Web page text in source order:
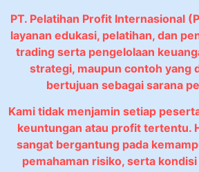
PT. Pelatihan Profit Internasional
layanan edukasi, pelatihan, dan
trading serta pengelolaan
strategi, maupun contoh yang
bertujuan sebagai sarana
Kami tidak menjamin setiap
keuntungan atau profit tertentu.
sangat bergantung pada
pemahaman risiko, serta